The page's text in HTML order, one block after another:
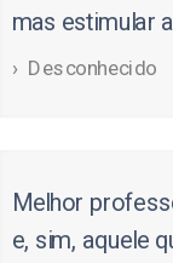
mas estimular
Desconhecido
Melhor
e, sim, aquele